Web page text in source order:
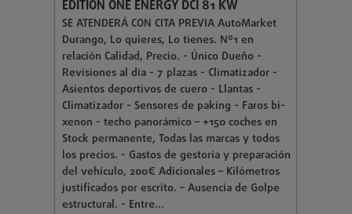
EDITION ONE ENERGY DCI 81 KW
SE ATENDERÁ CON CITA PREVIA AutoMarket
Durango, Lo quieres, Lo tienes. Nº1 en
relación Calidad, Precio. - Único Dueño -
Revisiones al día - 7 plazas - Climatizador -
Asientos deportivos de cuero - Llantas -
Climatizador - Sensores de paking - Faros bi-
xenon - techo panorámico – +150 coches en
Stock permanente, Todas las marcas y todos
los precios. - Gastos de gestoria y preparación
del vehículo, 200€ Adicionales – Kilómetros
justificados por escrito. – Ausencia de Golpe
estructural. - Entre...